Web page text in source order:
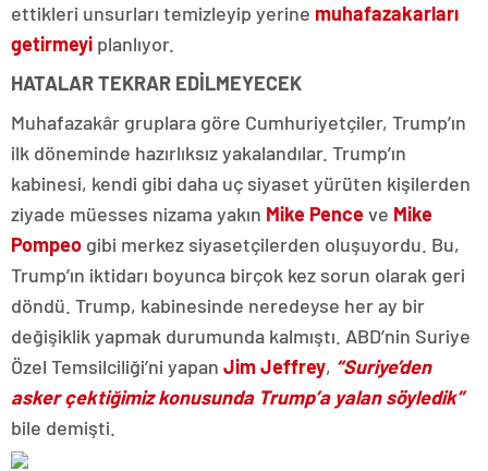
ettikleri unsurları temizleyip yerine muhafazakarları
getirmeyi planlıyor.
HATALAR TEKRAR EDİLMEYECEK
Muhafazakâr gruplara göre Cumhuriyetçiler, Trump’ın
ilk döneminde hazırlıksız yakalandılar. Trump’ın
kabinesi, kendi gibi daha uç siyaset yürüten kişilerden
ziyade müesses nizama yakın Mike Penceve Mike
Pompeo gibi merkez siyasetçilerden oluşuyordu. Bu,
Trump’ın iktidarı boyunca birçok kez sorun olarak geri
döndü. Trump, kabinesinde neredeyse her ay bir
değişiklik yapmak durumunda kalmıştı. ABD’nin Suriye
Özel Temsilciliği’ni yapan Jim Jeffrey, “Suriye’den
asker çektiğimiz konusunda Trump’a yalan söyledik”
bile demişti.